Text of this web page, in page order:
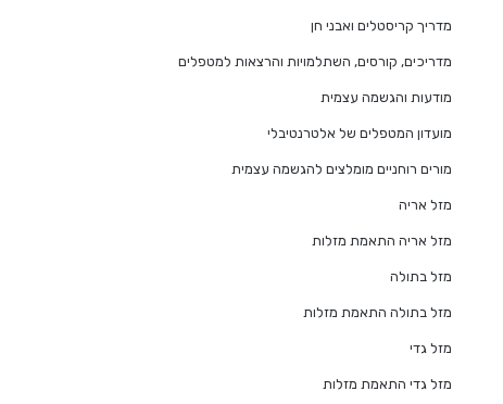
מדריך קריסטלים ואבני חן
מדריכים, קורסים, השתלמויות והרצאות למטפלים
מודעות והגשמה עצמית
מועדון המטפלים של אלטרנטיבלי
מורים רוחניים מומלצים להגשמה עצמית
מזל אריה
מזל אריה התאמת מזלות
מזל בתולה
מזל בתולה התאמת מזלות
מזל גדי
מזל גדי התאמת מזלות